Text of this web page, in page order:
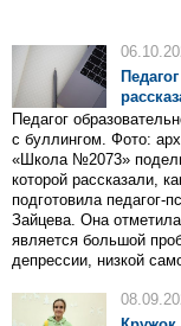
Педагог
с буллингом. Фото:
«Школа №2073»
которой рассказали,
подготовила педагог-
Зайцева. Она
является большой
депрессии, низкой